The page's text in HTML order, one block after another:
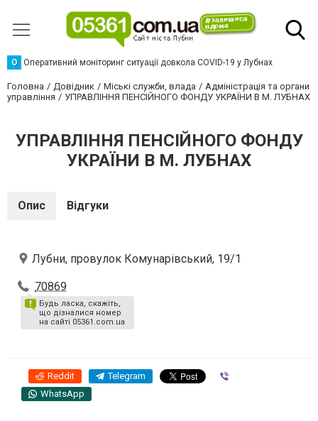
О Оперативний моніторинг ситуації довкола COVID-19 у Лубнах
Головна Довідник Міські служби, влада
Адміністрація та органи
управління
УПРАВЛІННЯ ПЕНСІЙНОГО ФОНДУ УКРАЇНИ В М. ЛУБНАХ
УПРАВЛІННЯ ПЕНСІЙНОГО ФОНДУ
УКРАЇНИ В М. ЛУБНАХ
Опис Відгуки
Лубни, провулок Комунарівський, 19/1
70869
Будь ласка, скажіть,
що дізналися номер
на сайті 05361.com.ua
Reddit Telegram
WhatsApp